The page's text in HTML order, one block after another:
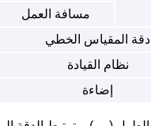
مسافة العمل
دقة المقياس الخطي
نظام القيادة
إضاءة